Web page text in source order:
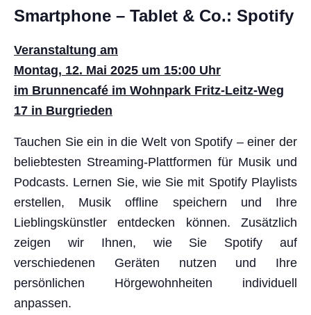
Smartphone – Tablet & Co.: Spotify
Veranstaltung am
Montag, 12. Mai 2025 um 15:00 Uhr
im Brunnencafé im Wohnpark Fritz-Leitz-Weg
17 in Burgrieden
Tauchen Sie ein in die Welt von Spotify – einer der
beliebtesten Streaming-Plattformen für Musik und
Podcasts. Lernen Sie, wie Sie mit Spotify Playlists
erstellen, Musik offline speichern und Ihre
Lieblingskünstler entdecken können. Zusätzlich
zeigen wir Ihnen, wie Sie Spotify auf
verschiedenen Geräten nutzen und Ihre
persönlichen Hörgewohnheiten individuell
anpassen.